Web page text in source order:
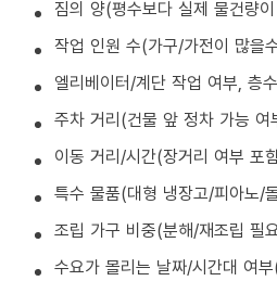
짐의 양(평수보다 실제 물건량
작업 인원 수(가구/가전이 많을
엘리베이터/계단 작업 여부, 층수
주차 거리(건물 앞 정차 가능 여
이동 거리/시간(장거리 여부 포
특수 물품(대형 냉장고/피아노/
조립 가구 비중(분해/재조립 필
수요가 몰리는 날짜/시간대 여